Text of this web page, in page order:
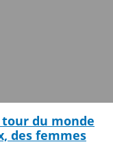
tour du monde
des femmes